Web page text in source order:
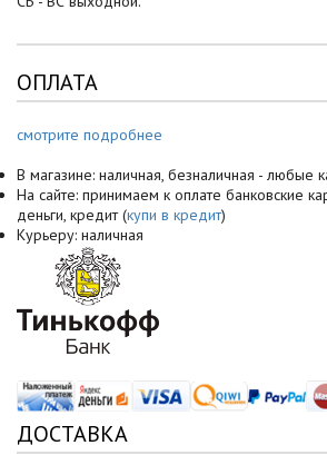
ОПЛАТА
смотрите подробнее
В магазине: наличная, безналичная - любые
На сайте: принимаем к оплате банковские
деньги, кредит (купи в кредит)
Курьеру: наличная
ДОСТАВКА